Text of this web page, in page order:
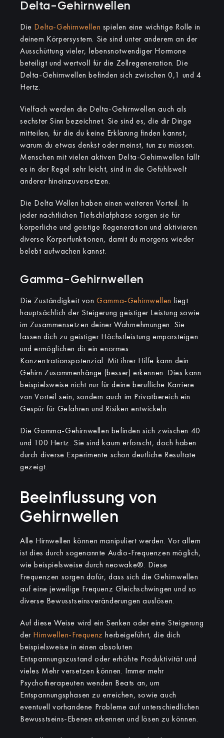
Delta-Gehirnwellen
Die Delta-Gehirnwellen spielen eine wichtige Rolle in
deinem Körpersystem. Sie sind unter anderem an der
Ausschüttung vieler, lebensnotwendiger Hormone
beteiligt und wertvoll für die Zellregeneration. Die
Delta-Gehirnwellen befinden sich zwischen 0,1 und 4
Hertz.
Vielfach werden die Delta-Gehirnwellen auch als
sechster Sinn bezeichnet. Sie sind es, die dir Dinge
mitteilen, für die du keine Erklärung finden kannst,
warum du etwas denkst oder meinst, tun zu müssen.
Menschen mit vielen aktiven Delta-Gehirnwellen fällt
es in der Regel sehr leicht, sind in die Gefühlswelt
anderer hineinzuversetzen.
Die Delta Wellen haben einen weiteren Vorteil. In
jeder nächtlichen Tiefschlafphase sorgen sie für
körperliche und geistige Regeneration und aktivieren
diverse Körperfunktionen, damit du morgens wieder
belebt aufwachen kannst.
Gamma-Gehirnwellen
Die Zuständigkeit vonGamma-Gehirnwellen liegt
hauptsächlich der Steigerung geistiger Leistung sowie
im Zusammensetzen deiner Wahrnehmungen. Sie
lassen dich zu geistiger Höchstleistung emporsteigen
und ermöglichen dir ein enormes
Konzentrationspotenzial. Mit ihrer Hilfe kann dein
Gehirn Zusammenhänge (besser) erkennen. Dies kann
beispielsweise nicht nur für deine berufliche Karriere
von Vorteil sein, sondern auch im Privatbereich ein
Gespür für Gefahren und Risiken entwickeln.
Die Gamma-Gehirnwellen befinden sich zwischen 40
und 100 Hertz. Sie sind kaum erforscht, doch haben
durch diverse Experimente schon deutliche Resultate
gezeigt.
Beeinflussung von
Gehirnwellen
Alle Hirnwellen können manipuliert werden. Vor allem
ist dies durch sogenannte Audio-Frequenzen möglich,
wie beispielsweise durch neowake®. Diese
Frequenzen sorgen dafür, dass sich die Gehirnwellen
auf eine jeweilige Frequenz Gleichschwingen und so
diverse Bewusstseinsveränderungen auslösen.
Auf diese Weise wird ein Senken oder eine Steigerung
der Hirnwellen-Frequenz herbeigeführt, die dich
beispielsweise in einen absoluten
Entspannungszustand oder erhöhte Produktivität und
vieles Mehr versetzen können. Immer mehr
Psychotherapeuten wenden Beats an, um
Entspannungsphasen zu erreichen, sowie auch
eventuell vorhandene Probleme auf unterschiedlichen
Bewusstseins-Ebenen erkennen und lösen zu können.